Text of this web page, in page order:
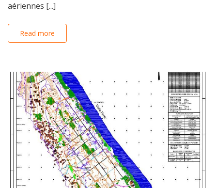
aériennes [...]
Read more